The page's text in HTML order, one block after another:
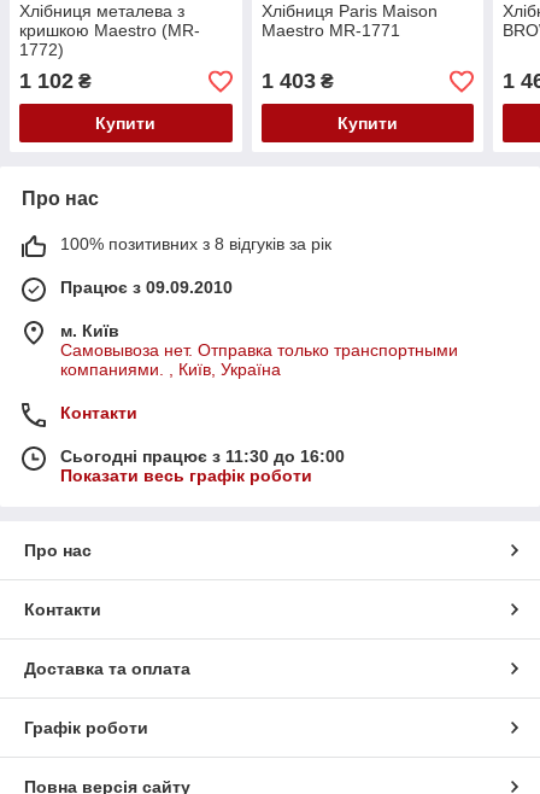
Хлібниця металева з
кришкою Maestro (MR-
1772)
1 102 ₴
Купити
Хлібниця Paris Maison
Maestro MR-1771
1 403₴
Купити
1
Про нас
100% позитивних з 8 відгуків за рік
Працює з 09.09.2010
м. Київ
Самовывоза нет. Отправка только транспортными
компаниями. , Київ, Україна
Контакти
Сьогодні працює з 11:30 до 16:00
Показати весь графік роботи
Про нас
Контакти
Доставка та оплата
Графік роботи
Повна версія сайту